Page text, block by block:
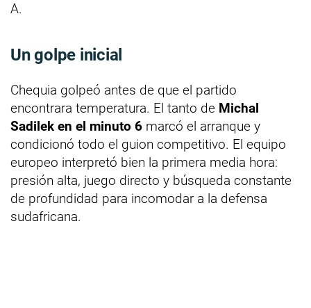
A.
Un golpe inicial
Chequia golpeó antes de que el partido
encontrara temperatura. El tanto de Michal
Sadilek en el minuto 6 marcó el arranque y
condicionó todo el guion competitivo. El equipo
europeo interpretó bien la primera media hora:
presión alta, juego directo y búsqueda constante
de profundidad para incomodar a la defensa
sudafricana.